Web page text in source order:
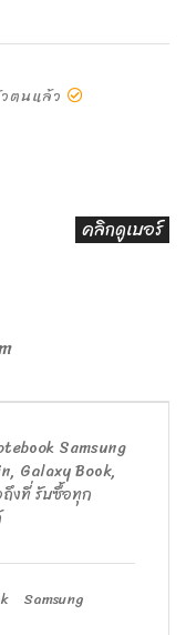
ตนแล้ว
คลิกดูเบอร์
Samsung
Galaxy Book,
ถึงที่ รับซื้อทุก
Samsung